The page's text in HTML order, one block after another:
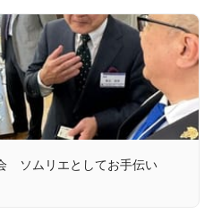
ソムリエとしてお手伝い